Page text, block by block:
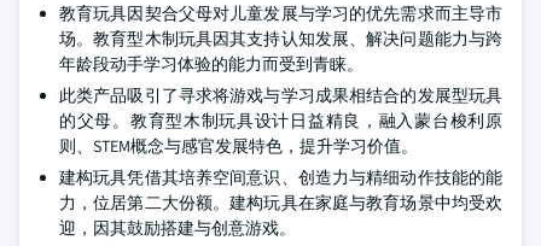
教育玩具因契合父母对儿童发展与学习的优先需求而主导市
场。教育型木制玩具因其支持认知发展、解决问题能力与跨
年龄段动手学习体验的能力而受到青睐。
此类产品吸引了寻求将游戏与学习成果相结合的发展型玩具
的父母。教育型木制玩具设计日益精良，融入蒙台梭利原
则、STEM概念与感官发展特色，提升学习价值。
建构玩具凭借其培养空间意识、创造力与精细动作技能的能
力，位居第二大份额。建构玩具在家庭与教育场景中均受欢
迎，因其鼓励搭建与创意游戏。